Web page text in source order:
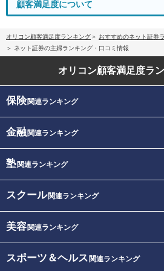
顧客満足度について
オリコン顧客満足度ランキング おすすめのネット証券
ネット証券の主婦ランキング・口コミ情報
オリコン顧客満足度ラ
保険関連ランキング
金融関連ランキング
塾関連ランキング
スクール関連ランキング
美容関連ランキング
スポーツ＆ヘルス 関連ランキング